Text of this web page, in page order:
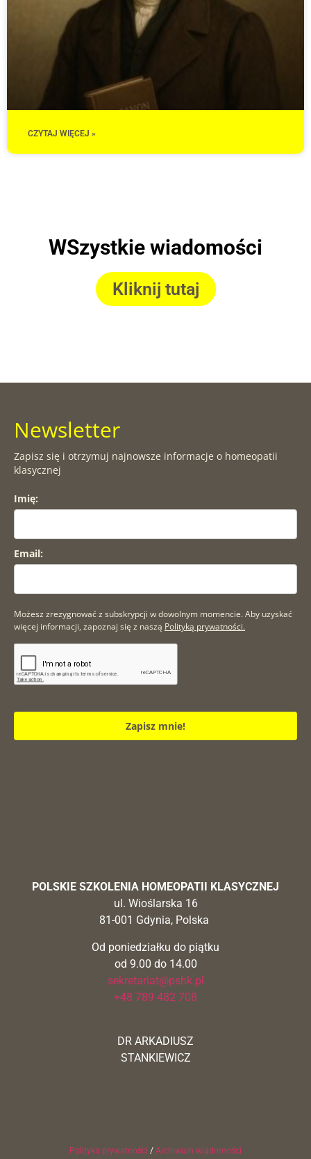
CZYTAJ WIĘCEJ »
WSzystkie wiadomości
Kliknij tutaj
Newsletter
Zapisz się i otrzymuj najnowsze informacje o homeopatii
klasycznej
Imię:
Email:
Możesz zrezygnować z subskrypcji w dowolnym momencie. Aby uzyskać
więcej informacji, zapoznaj się z naszą Polityką prywatności.
Zapisz mnie!
POLSKIE SZKOLENIA HOMEOPATII KLASYCZNEJ
ul. Wioślarska 16
81-001 Gdynia, Polska
Od poniedziałku do piątku
od 9.00 do 14.00
sekretariat@pshk.pl
+48 789 482 708
DR ARKADIUSZ
STANKIEWICZ
Polityka prywatności / Archiwum wiadomości